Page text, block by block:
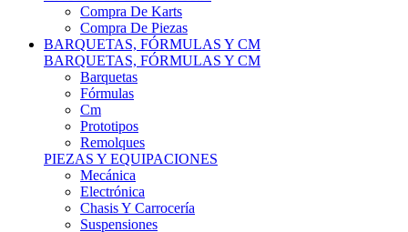
Compra De Karts
Compra De Piezas
BARQUETAS, FÓRMULAS Y CM
BARQUETAS, FÓRMULAS Y CM
Barquetas
Fórmulas
Cm
Prototipos
Remolques
PIEZAS Y EQUIPACIONES
Mecánica
Electrónica
Chasis Y Carrocería
Suspensiones